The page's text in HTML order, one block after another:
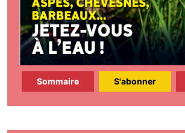
Sommaire S'abonner